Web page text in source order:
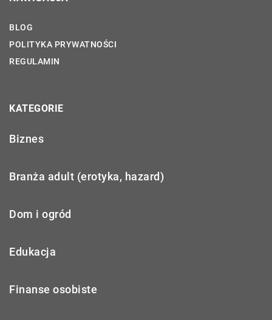
BLOG
POLITYKA PRYWATNOŚCI
REGULAMIN
KATEGORIE
Biznes
Branża adult (erotyka, hazard)
Dom i ogród
Edukacja
Finanse osobiste